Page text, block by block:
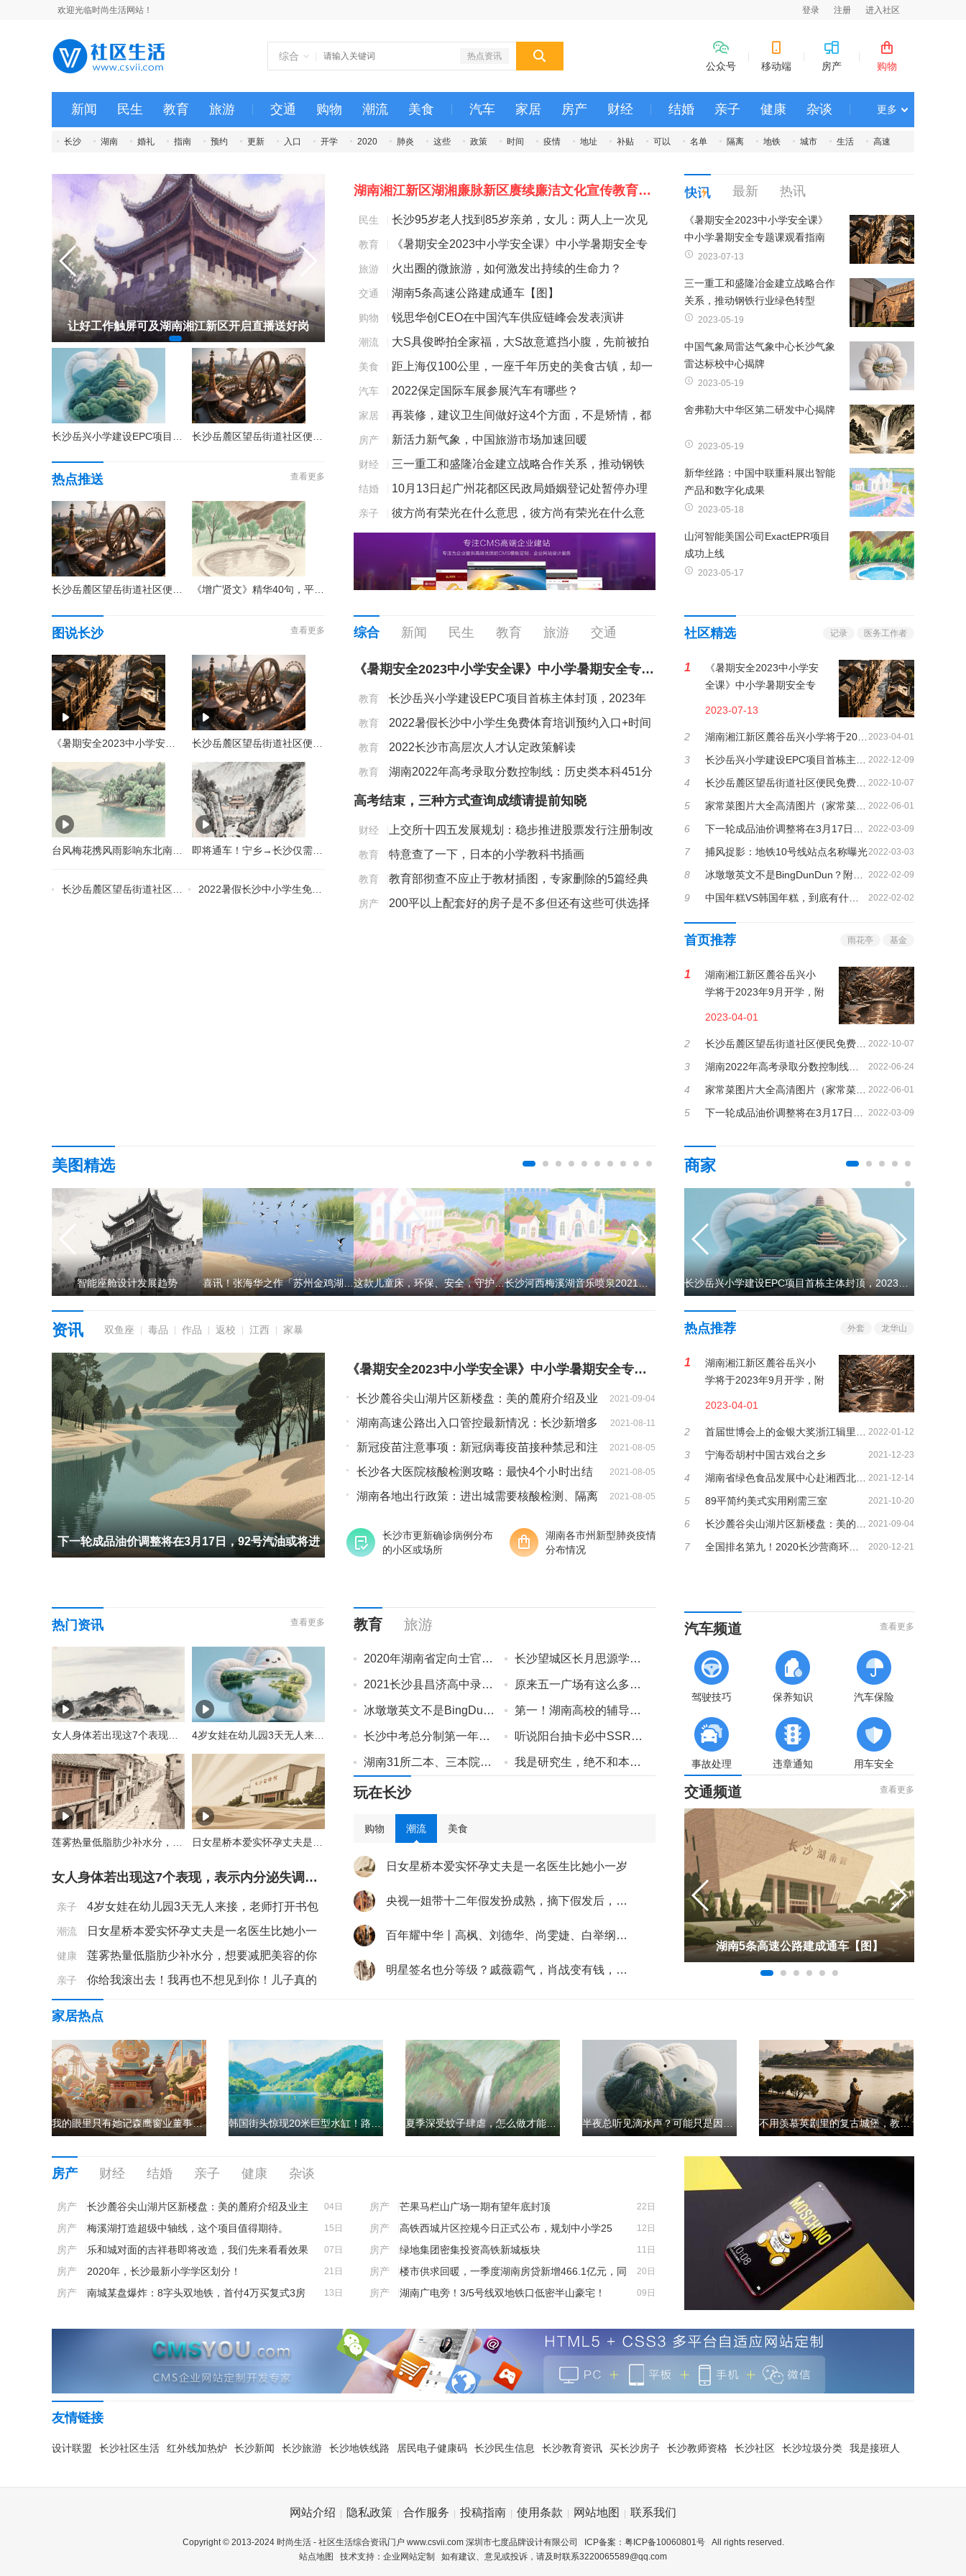
欢迎光临时尚生活网站！ 登录 注册 进入社区
综合 热点资讯
公众号 移动端 房产 购物
新闻 民生 教育 旅游 交通 购物 潮流 美食 汽车 家居 房产 财经 结婚 亲子 健康 杂谈 更多
长沙 湖南 婚礼 指南 预约 更新 入口 开学 2020 肺炎 这些 政策 时间 疫情 地址 补贴 可以 名单 隔离 地铁 城市 生活 高速
湖南湘江新区湖湘廉脉新区赓续廉洁文化宣传教育周开幕
民生
长沙95岁老人找到85岁亲弟，女儿：两人上一次见
面是16年前
教育
《暑期安全2023中小学安全课》中小学暑期安全专
题课观看指南
旅游 火出圈的微旅游，如何激发出持续的生命力？
交通 湖南5条高速公路建成通车【图】
购物 锐思华创CEO在中国汽车供应链峰会发表演讲
潮流
大S具俊晔拍全家福，大S故意遮挡小腹，先前被拍
肚子凸起疑怀孕
美食
距上海仅100公里，一座千年历史的美食古镇，却一
直被游人忽视
汽车 2022保定国际车展参展汽车有哪些？
家居
再装修，建议卫生间做好这4个方面，不是矫情，都
是经验教训
房产 新活力新气象，中国旅游市场加速回暖
财经
三一重工和盛隆冶金建立战略合作关系，推动钢铁
行业绿色转型
结婚
10月13日起广州花都区民政局婚姻登记处暂停办理
婚姻登记
亲子
彼方尚有荣光在什么意思，彼方尚有荣光在什么意
让好工作触屏可及湖南湘江新区开启直播送好岗 长沙夜市营业时间汇总 湖南2022年高考录取分数控制线：历史类本科451分物理类本科414分 让好工作触屏
热点推送 查看更多
最新 热讯
《暑期安全2023中小学安全课》
中小学暑期安全专题课观看指南
2023-07-13
三一重工和盛隆冶金建立战略合作
关系，推动钢铁行业绿色转型
2023-05-19
中国气象局雷达气象中心长沙气象
雷达标校中心揭牌
2023-05-19
舍弗勒大中华区第二研发中心揭牌
2023-05-19
新华丝路：中国中联重科展出智能
产品和数字化成果
2023-05-18
山河智能美国公司ExactEPR项目
成功上线
2023-05-17
综合 新闻 民生 教育 旅游 交通
《暑期安全2023中小学安全课》中小学暑期安全专题课观看指南
教育
长沙岳兴小学建设EPC项目首栋主体封顶，2023年
秋季招生开学
教育
2022暑假长沙中小学生免费体育培训预约入口+时间
+规则
教育 2022长沙市高层次人才认定政策解读
教育
湖南2022年高考录取分数控制线：历史类本科451分
物理类本科414分
高考结束，三种方式查询成绩请提前知晓
财经
上交所十四五发展规划：稳步推进股票发行注册制改
革
教育 特意查了一下，日本的小学教科书插画
教育
教育部彻查不应止于教材插图，专家删除的5篇经典
课文，也应重视
房产 200平以上配套好的房子是不多但还有这些可供选择
图说长沙 查看更多 社区精选 记录 医务工作者
1
2023-07-13
《暑期安全2023中小学安
全课》中小学暑期安全专
2 2023-04-01
3
2022-12-09
4
2022-10-07
5
2022-06-01
6
2022-03-09
7
2022-03-03
捕风捉影：地铁10号线站点名称曝光
8
2022-02-09
9
2022-02-02
首页推荐 雨花亭 基金
1
2023-04-01
湖南湘江新区麓谷岳兴小
学将于2023年9月开学，附
2 2022-10-07
3
2022-06-24
4
2022-06-01
5
2022-03-09
美图精选
智能座舱设计发展趋势 喜讯！张海华之作「苏州金鸡湖畔别墅」荣获美国Muse金奖 这款儿童床，环保、安全，守护孩子的睡眠与健康！ 长沙河西梅溪湖音乐喷泉2021最新开放时间 长沙交警6月23日起推出首批出租车如厕专用临时停车位 湖南著名的名人故居盘点大全
商家
2020长沙记忆·当代物证十大物证公布 长沙岳兴小学建设EPC项目首栋主体封顶，2023年秋季招生开学
资讯 双鱼座 毒品 作品 返校 江西 家暴
下一轮成品油价调整将在3月17日，92号汽油或将进
《暑期安全2023中小学安全课》中小学暑期安全专题课观看指南
2021-09-04
长沙麓谷尖山湖片区新楼盘：美的麓府介绍及业
主群
2021-08-11
湖南高速公路出入口管控最新情况：长沙新增多
个管控点
2021-08-05
新冠疫苗注意事项：新冠病毒疫苗接种禁忌和注
意事项指引
2021-08-05
长沙各大医院核酸检测攻略：最快4个小时出结
果
2021-08-05
湖南各地出行政策：进出城需要核酸检测、隔离
长沙市更新确诊病例分布
的小区或场所
湖南各市州新型肺炎疫情
分布情况
热点推荐 外套 龙华山
1
2023-04-01
湖南湘江新区麓谷岳兴小
学将于2023年9月开学，附
2 2022-01-12
3
2021-12-23
宁海岙胡村中国古戏台之乡
4
2021-12-14
5
2021-10-20
89平简约美式实用刚需三室
6
2021-09-04
7
2020-12-21
热门资讯 查看更多
女人身体若出现这7个表现，表示内分泌失调了，需注意调理
亲子
4岁女娃在幼儿园3天无人来接，老师打开书包
后，所有人都红了眼......
潮流
日女星桥本爱实怀孕丈夫是一名医生比她小一
岁
健康
莲雾热量低脂肪少补水分，想要减肥美容的你
不能错过
亲子
你给我滚出去！我再也不想见到你！儿子真的
滚了，我却对老天跪下了
教育 旅游
2020年湖南省定向士官培养报考流程（附招生计划） 长沙望城区长月思源学校地址+办学规模+学区范围
2021长沙县昌济高中录取分数线（纯文化生+特长生） 原来五一广场有这么多宝藏店铺？
冰墩墩英文不是BingDunDun？附200+现货冰墩墩线上线下购买方法！ 第一！湖南高校的辅导员太牛了！
长沙中考总分制第一年，崽崽排名多少才能上名高？ 听说阳台抽卡必中SSR，是真的吗？
湖南31所二本、三本院校（含分校区）位置分布 我是研究生，绝不和本科男生谈恋爱。
玩在长沙
购物 潮流 美食
日女星桥本爱实怀孕丈夫是一名医生比她小一岁
央视一姐带十二年假发扮成熟，摘下假发后，粉丝表示恋爱了
百年耀中华丨高枫、刘德华、尚雯婕、白举纲同唱《大中国》
明星签名也分等级？戚薇霸气，肖战变有钱，而她却被吐槽字迹太丑
汽车频道 查看更多
驾驶技巧 保养知识 汽车保险
事故处理 违章通知 用车安全
交通频道 查看更多
湖南5条高速公路建成通车【图】
家居热点
我的眼里只有她记森鹰窗业董事长边书平 夏季深受蚊子肆虐，怎么做才能有效防蚊？ 半夜总听见滴水声？可能只是因为你家花洒太糟糕 不用羡慕英剧里的复古城堡，教你3招装出一个唐顿庄园
房产 财经 结婚 亲子 健康 杂谈
04日
房产
长沙麓谷尖山湖片区新楼盘：美的麓府介绍及业主
群
22日
房产 芒果马栏山广场一期有望年底封顶
15日
房产 梅溪湖打造超级中轴线，这个项目值得期待。 12日
房产
高铁西城片区控规今日正式公布，规划中小学25
所，人口规模27万。
07日
房产 乐和城对面的吉祥巷即将改造，我们先来看看效果 11日
房产 绿地集团密集投资高铁新城板块
21日
房产 2020年，长沙最新小学学区划分！ 20日
房产
楼市供求回暖，一季度湖南房贷新增466.1亿元，同
比也涨了！
13日
房产 南城某盘爆炸：8字头双地铁，首付4万买复式3房 09日
房产 湖南广电旁！3/5号线双地铁口低密半山豪宅！
友情链接
设计联盟 长沙社区生活 红外线加热炉 长沙新闻 长沙旅游 长沙地铁线路 居民电子健康码 长沙民生信息 长沙教育资讯 买长沙房子 长沙教师资格 长沙社区 长沙垃圾分类 我是接班人
网站介绍 隐私政策 合作服务 投稿指南 使用条款 网站地图 联系我们
Copyright © 2013-2024 时尚生活 - 社区生活综合资讯门户 www.csvii.com 深圳市七度品牌设计有限公司 ICP备案： 粤ICP备10060801号All rights reserved.
站点地图
技术支持： 企业网站定制 如有建议、意见或投诉，请及时联系3220065589@qq.com